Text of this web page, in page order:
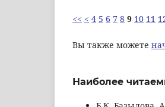
<< < 4 5 6 7 8 9 10 11
Вы также можете
Наиболее